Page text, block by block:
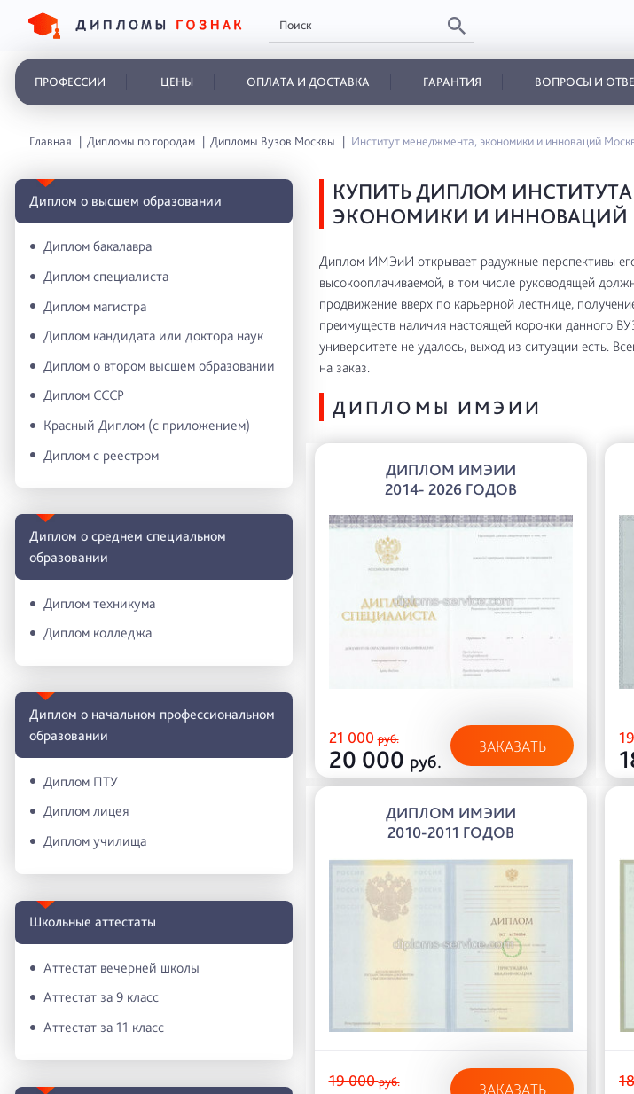
ПРОФЕССИИ ЦЕНЫ ОПЛАТА И ДОСТАВКА ГАРАНТИЯ ВОПРОСЫ И
Главная Дипломы по городам Дипломы Вузов Москвы Институт менеджмента, экономики и инноваций
Диплом о высшем образовании
Диплом бакалавра
Диплом специалиста
Диплом магистра
Диплом кандидата или доктора наук
Диплом о втором высшем образовании
Диплом СССР
Красный Диплом (с приложением)
Диплом с реестром
Диплом о среднем специальном
образовании
Диплом техникума
Диплом колледжа
Диплом о начальном профессиональном
oбразовании
Диплом ПТУ
Диплом лицея
Диплом училища
Школьные аттестаты
Аттестат вечерней школы
Аттестат за 9 класс
Аттестат за 11 класс
КУПИТЬ ДИПЛОМ
ЭКОНОМИКИ И ИННОВАЦИЙ
Диплом ИМЭиИ открывает радужные перспективы
высокооплачиваемой, в том числе руководящей
продвижение вверх по карьерной лестнице,
преимуществ наличия настоящей корочки данного
университете не удалось, выход из ситуации есть.
на заказ.
ДИПЛОМЫ ИМЭИИ
ДИПЛОМ ИМЭИИ
2014- 2026 ГОДОВ
21 000руб.
20 000 руб.
ЗАКАЗАТЬ
ДИПЛОМ ИМЭИИ
2010-2011 ГОДОВ
19 000руб. ЗАКАЗАТЬ